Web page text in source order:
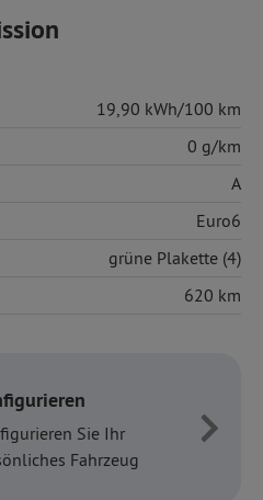
19,90 kWh/100 km
0 g/km
A
Euro6
grüne Plakette (4)
620 km
Sie Ihr
Fahrzeug